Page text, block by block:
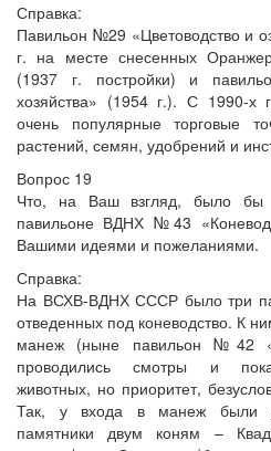
Справка:
Павильон №29 «Цветоводство и
г. на месте снесенных
(1937 г. постройки) и
хозяйства» (1954 г.). С 1990-х
очень популярные торговые
растений, семян, удобрений и
Вопрос 19
Что, на Ваш взгляд, было бы
павильоне ВДНХ №43
Вашими идеями и пожеланиями.
Справка:
На ВСХВ-ВДНХ СССР было три
отведенных под коневодство. К
манеж (ныне павильон №42
проводились смотры и
животных, но приоритет,
Так, у входа в манеж были
памятники двум коням –